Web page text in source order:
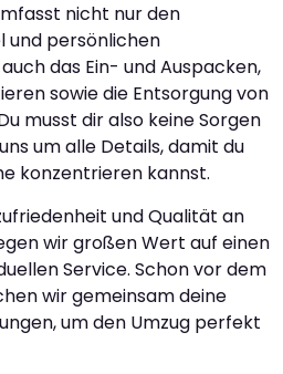
nicht nur den
und persönlichen
das Ein- und Auspacken,
sowie die Entsorgung von
musst dir also keine Sorgen
um alle Details, damit du
konzentrieren kannst.
und Qualität an
wir großen Wert auf einen
Service. Schon vor dem
wir gemeinsam deine
um den Umzug perfekt